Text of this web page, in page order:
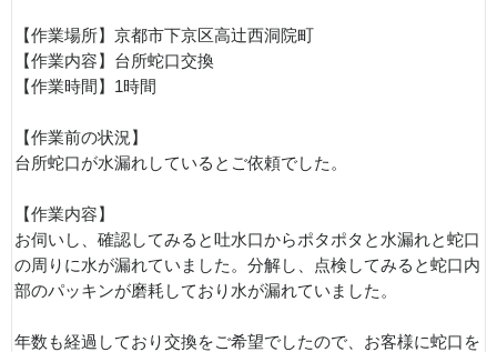
【作業場所】京都市下京区高辻西洞院町
【作業内容】台所蛇口交換
【作業時間】1時間
【作業前の状況】
台所蛇口が水漏れしているとご依頼でした。
【作業内容】
お伺いし、確認してみると吐水口からポタポタと水漏れと蛇口
の周りに水が漏れていました。分解し、点検してみると蛇口内
部のパッキンが磨耗しており水が漏れていました。
年数も経過しており交換をご希望でしたので、お客様に蛇口を